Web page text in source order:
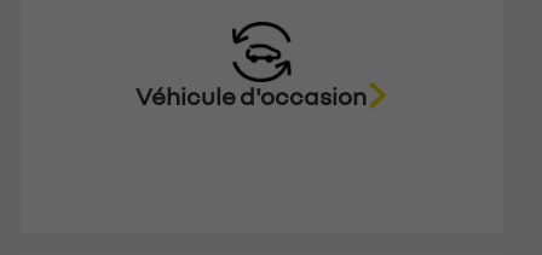
Véhicule d'occasion